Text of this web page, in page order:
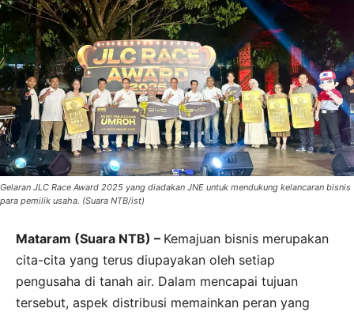
Gelaran JLC Race Award 2025 yang diadakan JNE untuk mendukung kelancaran bisnis
para pemilik usaha. (Suara NTB/ist)
Mataram (Suara NTB) – Kemajuan bisnis merupakan
cita-cita yang terus diupayakan oleh setiap
pengusaha di tanah air. Dalam mencapai tujuan
tersebut, aspek distribusi memainkan peran yang